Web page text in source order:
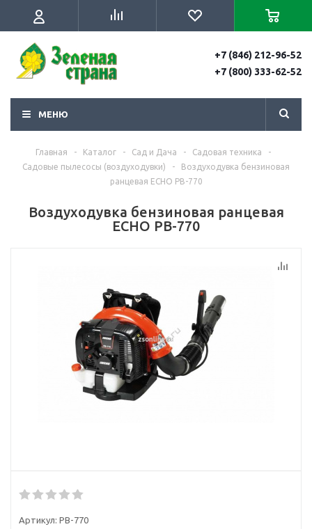
+7 (846) 212-96-52
+7 (800) 333-62-52
МЕНЮ
Главная - Каталог - Сад и Дача - Садовая техника
-
Садовые пылесосы (воздуходувки)
-
Воздуходувка бензиновая
ранцевая ECHO PB-770
Воздуходувка бензиновая ранцевая
ECHO PB-770
Артикул: PB-770